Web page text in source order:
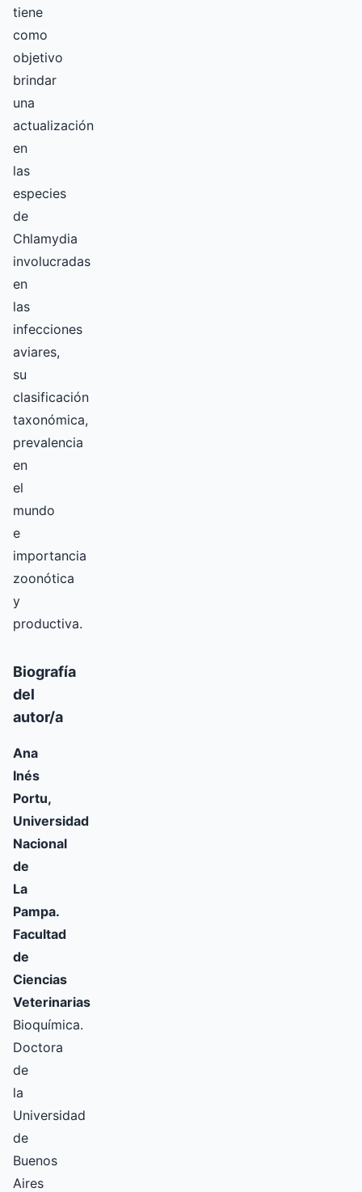
tiene
como
objetivo
brindar
una
actualización
en
las
especies
de
Chlamydia
involucradas
en
las
infecciones
aviares,
su
clasificación
taxonómica,
prevalencia
en
el
mundo
e
importancia
zoonótica
y
productiva.
Biografía
del
autor/a
Ana
Inés
Portu,
Universidad
Nacional
de
La
Pampa.
Facultad
de
Ciencias
Veterinarias
Bioquímica.
Doctora
de
la
Universidad
de
Buenos
Aires